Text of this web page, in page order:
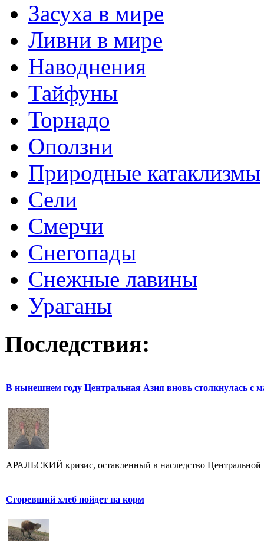
Засуха в мире
Ливни в мире
Наводнения
Тайфуны
Торнадо
Оползни
Природные катаклизмы
Сели
Смерчи
Снегопады
Снежные лавины
Ураганы
Последствия:
В нынешнем году Центральная Азия вновь столкнулась с
АРАЛЬСКИЙ кризис, оставленный в наследство
Сгоревший хлеб пойдет на корм